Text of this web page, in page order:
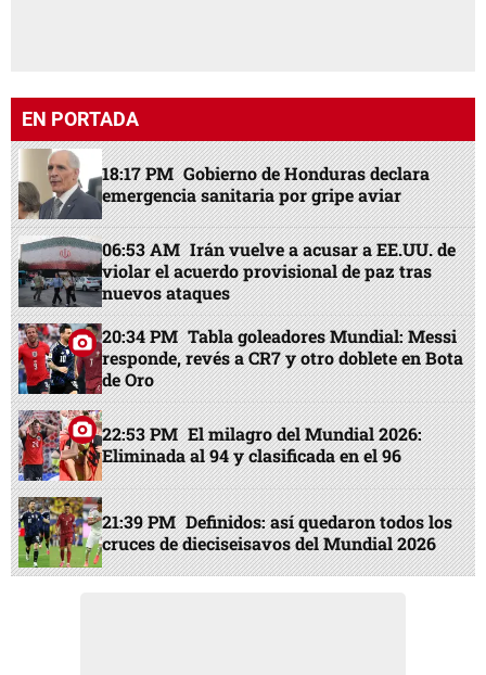
EN PORTADA
18:17 PM Gobierno de Honduras declara
emergencia sanitaria por gripe aviar
06:53 AM Irán vuelve a acusar a EE.UU. de
violar el acuerdo provisional de paz tras
nuevos ataques
20:34 PM Tabla goleadores Mundial: Messi
responde, revés a CR7 y otro doblete en Bota
de Oro
22:53 PM El milagro del Mundial 2026:
Eliminada al 94 y clasificada en el 96
21:39 PM Definidos: así quedaron todos los
cruces de dieciseisavos del Mundial 2026